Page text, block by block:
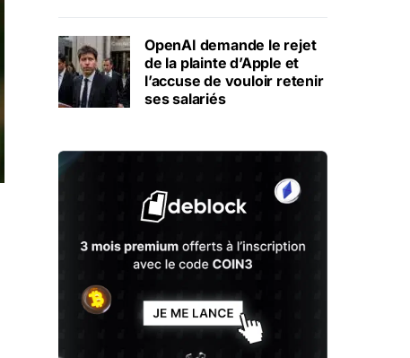
OpenAI demande le rejet
de la plainte d’Apple et
l’accuse de vouloir retenir
ses salariés